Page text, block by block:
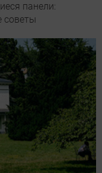
панели:
советы